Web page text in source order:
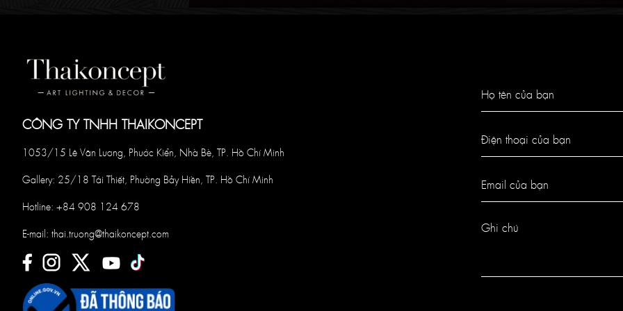
CÔNG TY TNHH THAIKONCEPT
1053/15 Lê Văn Lương, Phước Kiển, Nhà Bè, TP. Hồ Chí Minh
Gallery: 25/18 Tái Thiết, Phường Bảy Hiền, TP. Hồ Chí Minh
Hotline: +84 908 124 678
E-mail: thai.truong@thaikoncept.com